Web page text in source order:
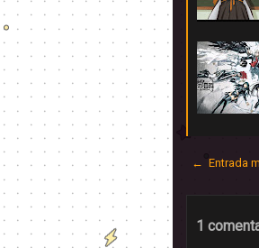
← Entrada
1